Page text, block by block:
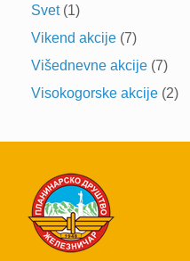
Svet(1)
Vikend akcije (7)
Višednevne akcije (7)
Visokogorske akcije (2)